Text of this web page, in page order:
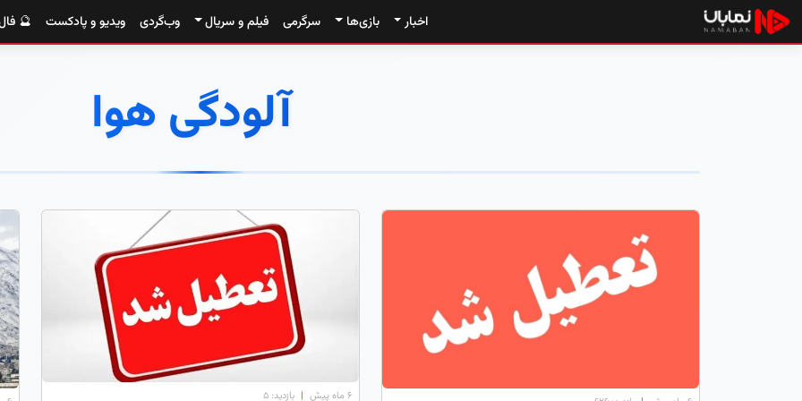
اخبار بازی‌ها سرگرمی فیلم و سریال وب‌گردی ویدیو و پادکست 🔮
آلودگی هوا
۶ ماه پیش | بازدید: 5